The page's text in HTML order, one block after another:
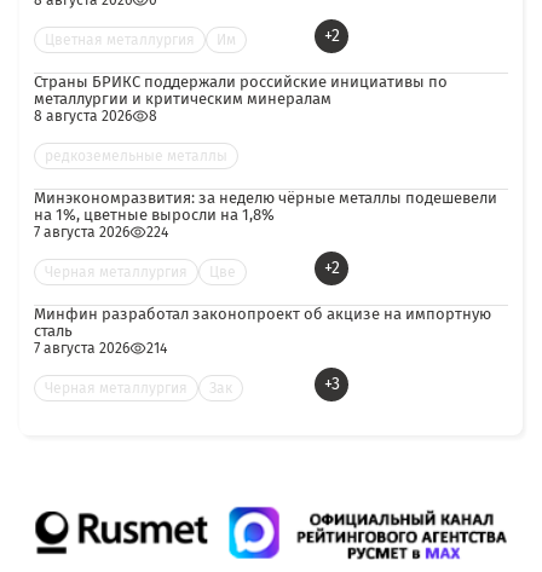
Цветная металлургия Им +2
Страны БРИКС поддержали российские инициативы по
металлургии и критическим минералам
8 августа 2026 8
редкоземельные металлы
Минэкономразвития: за неделю чёрные металлы подешевели
на 1%, цветные выросли на 1,8%
7 августа 2026 224
Черная металлургия Цве +2
Минфин разработал законопроект об акцизе на импортную
сталь
7 августа 2026 214
Черная металлургия Зак +3